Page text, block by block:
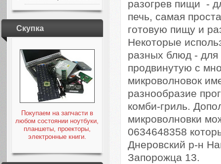
Скупка
Покупаем на запчасти в
любом состоянии ноутбуки,
планшеты, проекторы,
электронные книги.
разогрев пищи -
печь, самая
готовую пищу и
Некоторые
разных блюд - для
продвинутую с
микроволновок
разнообразие
комби-гриль.
микроволновки
0634648358
Днеровский р-н
Запорожца 13.